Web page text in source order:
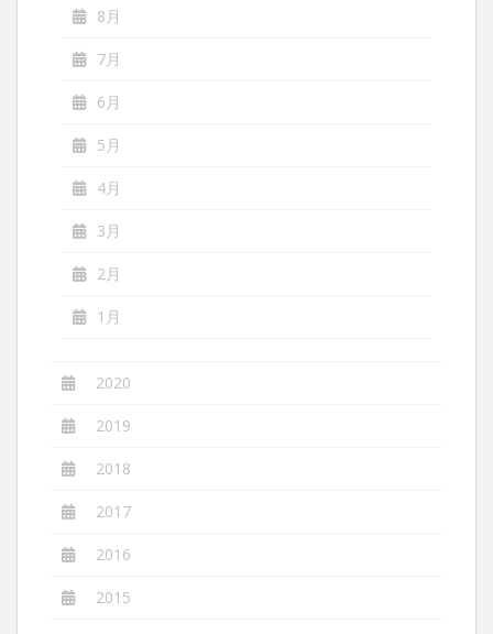
8月
7月
6月
5月
4月
3月
2月
1月
2020
2019
2018
2017
2016
2015